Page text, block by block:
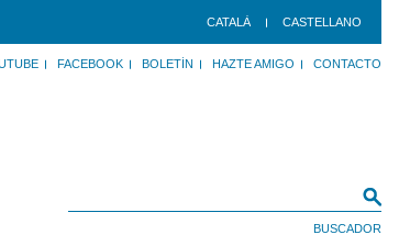
CATALÀ CASTELLANO
FACEBOOK BOLETÍN HAZTE AMIGO CONTACTO